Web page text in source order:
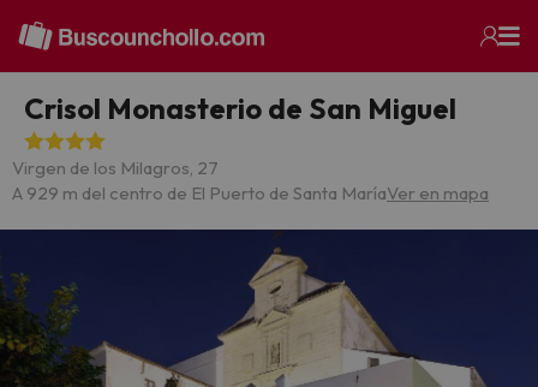
Crisol Monasterio de San Miguel
Virgen de los Milagros, 27
A 929 m del centro de El Puerto de Santa MaríaVer en mapa